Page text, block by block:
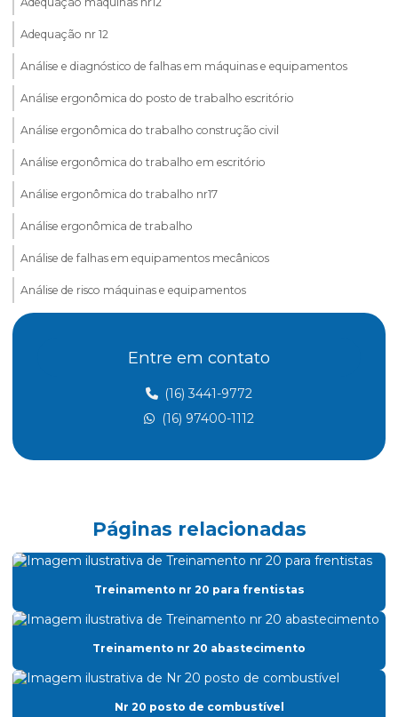
Adequação nr 12
Análise e diagnóstico de falhas em máquinas e equipamentos
Análise ergonômica do posto de trabalho escritório
Análise ergonômica do trabalho construção civil
Análise ergonômica do trabalho em escritório
Análise ergonômica do trabalho nr17
Análise ergonômica de trabalho
Análise de falhas em equipamentos mecânicos
Análise de risco máquinas e equipamentos
Aterramento elétrico nr10
Atividades insalubres nr 15
Cipa consultoria
Classificação de áreas atmosfera explosiva
Classificação de áreas classificadas
Classificação de áreas explosivas
Entre em contato
(16) 3441-9772
(16) 97400-1112
Páginas relacionadas
Treinamento nr 20 para frentistas
Treinamento nr 20 abastecimento
Nr 20 posto de combustível